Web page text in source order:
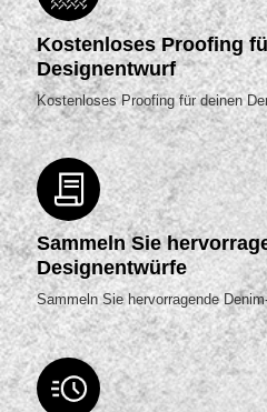
Kostenloses Proofing
Designentwurf
Kostenloses Proofing für deinen
Sammeln Sie
Designentwürfe
Sammeln Sie hervorragende